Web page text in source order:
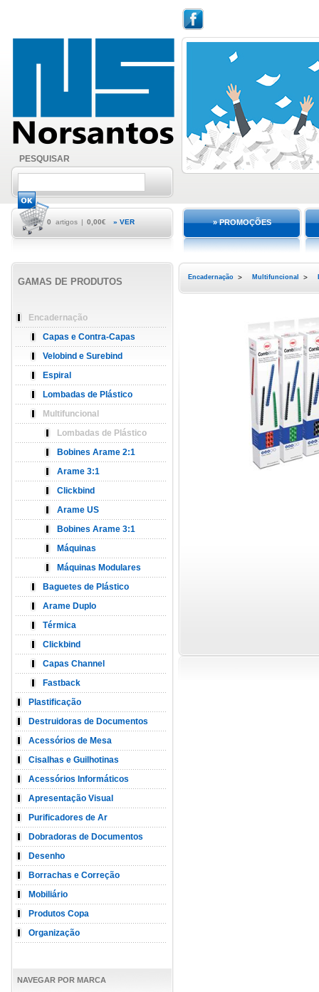
PESQUISAR
0 artigos | 0,00€ » VER » PROMOÇÕES
GAMAS DE PRODUTOS
Encadernação
Capas e Contra-Capas
Velobind e Surebind
Espiral
Lombadas de Plástico
Multifuncional
Lombadas de Plástico
Bobines Arame 2:1
Arame 3:1
Clickbind
Arame US
Bobines Arame 3:1
Máquinas
Máquinas Modulares
Baguetes de Plástico
Arame Duplo
Térmica
Clickbind
Capas Channel
Fastback
Plastificação
Destruidoras de Documentos
Acessórios de Mesa
Cisalhas e Guilhotinas
Acessórios Informáticos
Apresentação Visual
Purificadores de Ar
Dobradoras de Documentos
Desenho
Borrachas e Correção
Mobiliário
Produtos Copa
Organização
NAVEGAR POR MARCA
Encadernação > Multifuncional >